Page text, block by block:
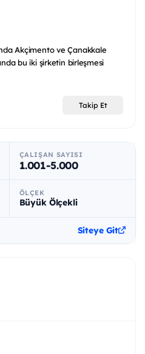
Akçimento ve Çanakkale
bu iki şirketin birleşmesi
Takip Et
ÇALIŞAN SAYISI
1.001-5.000
ÖLÇEK
Büyük Ölçekli
Siteye Git